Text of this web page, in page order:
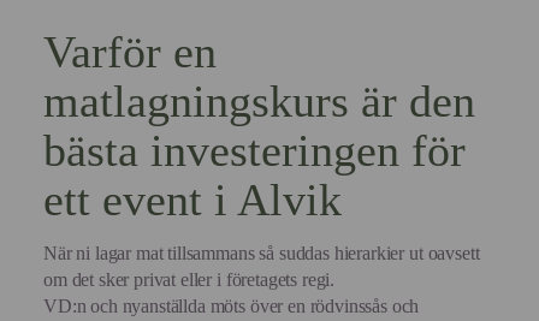
Varför en
matlagningskurs är den
bästa investeringen för
ett event i Alvik
När ni lagar mat tillsammans så suddas hierarkier ut oavsett
om det sker privat eller i företagets regi.
VD:n och nyanställda möts över en rödvinssås och